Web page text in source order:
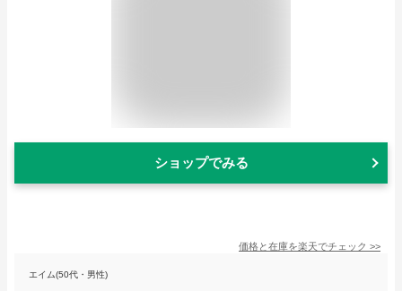
ショップでみる
価格と在庫を楽天でチェック >>
エイム(50代・男性)